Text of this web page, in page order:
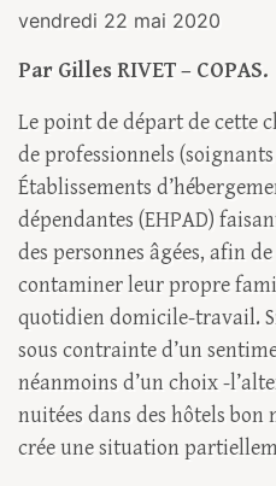
vendredi 22 mai 2020
Par Gilles RIVET – COPAS.
Le point de départ de cette
de professionnels
Établissements
dépendantes (EHPAD)
des personnes âgées, afin
contaminer leur propre
quotidien domicile-travail.
sous contrainte d’un
néanmoins d’un choix -
nuitées dans des hôtels
crée une situation